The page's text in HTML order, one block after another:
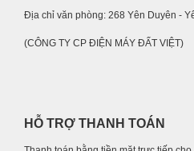
Địa chỉ văn phòng: 268 Yên Duyên -
(CÔNG TY CP ĐIỆN MÁY ĐẤT VIỆT)
HỖ TRỢ THANH TOÁN